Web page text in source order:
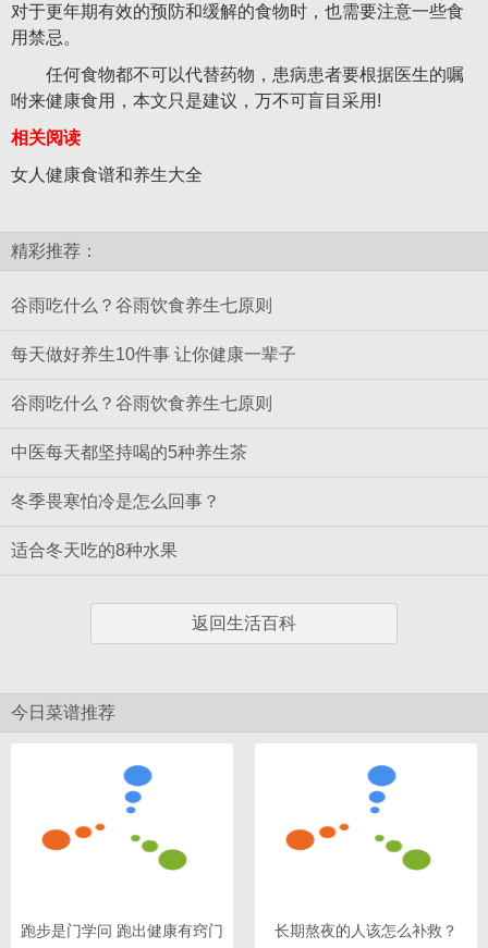
对于更年期有效的预防和缓解的食物时，也需要注意一些食
用禁忌。
任何食物都不可以代替药物，患病患者要根据医生的嘱
咐来健康食用，本文只是建议，万不可盲目采用!
相关阅读
女人健康食谱和养生大全
精彩推荐：
谷雨吃什么？谷雨饮食养生七原则
每天做好养生10件事 让你健康一辈子
谷雨吃什么？谷雨饮食养生七原则
中医每天都坚持喝的5种养生茶
冬季畏寒怕冷是怎么回事？
适合冬天吃的8种水果
返回生活百科
今日菜谱推荐
跑步是门学问 跑出健康有窍门 长期熬夜的人该怎么补救？